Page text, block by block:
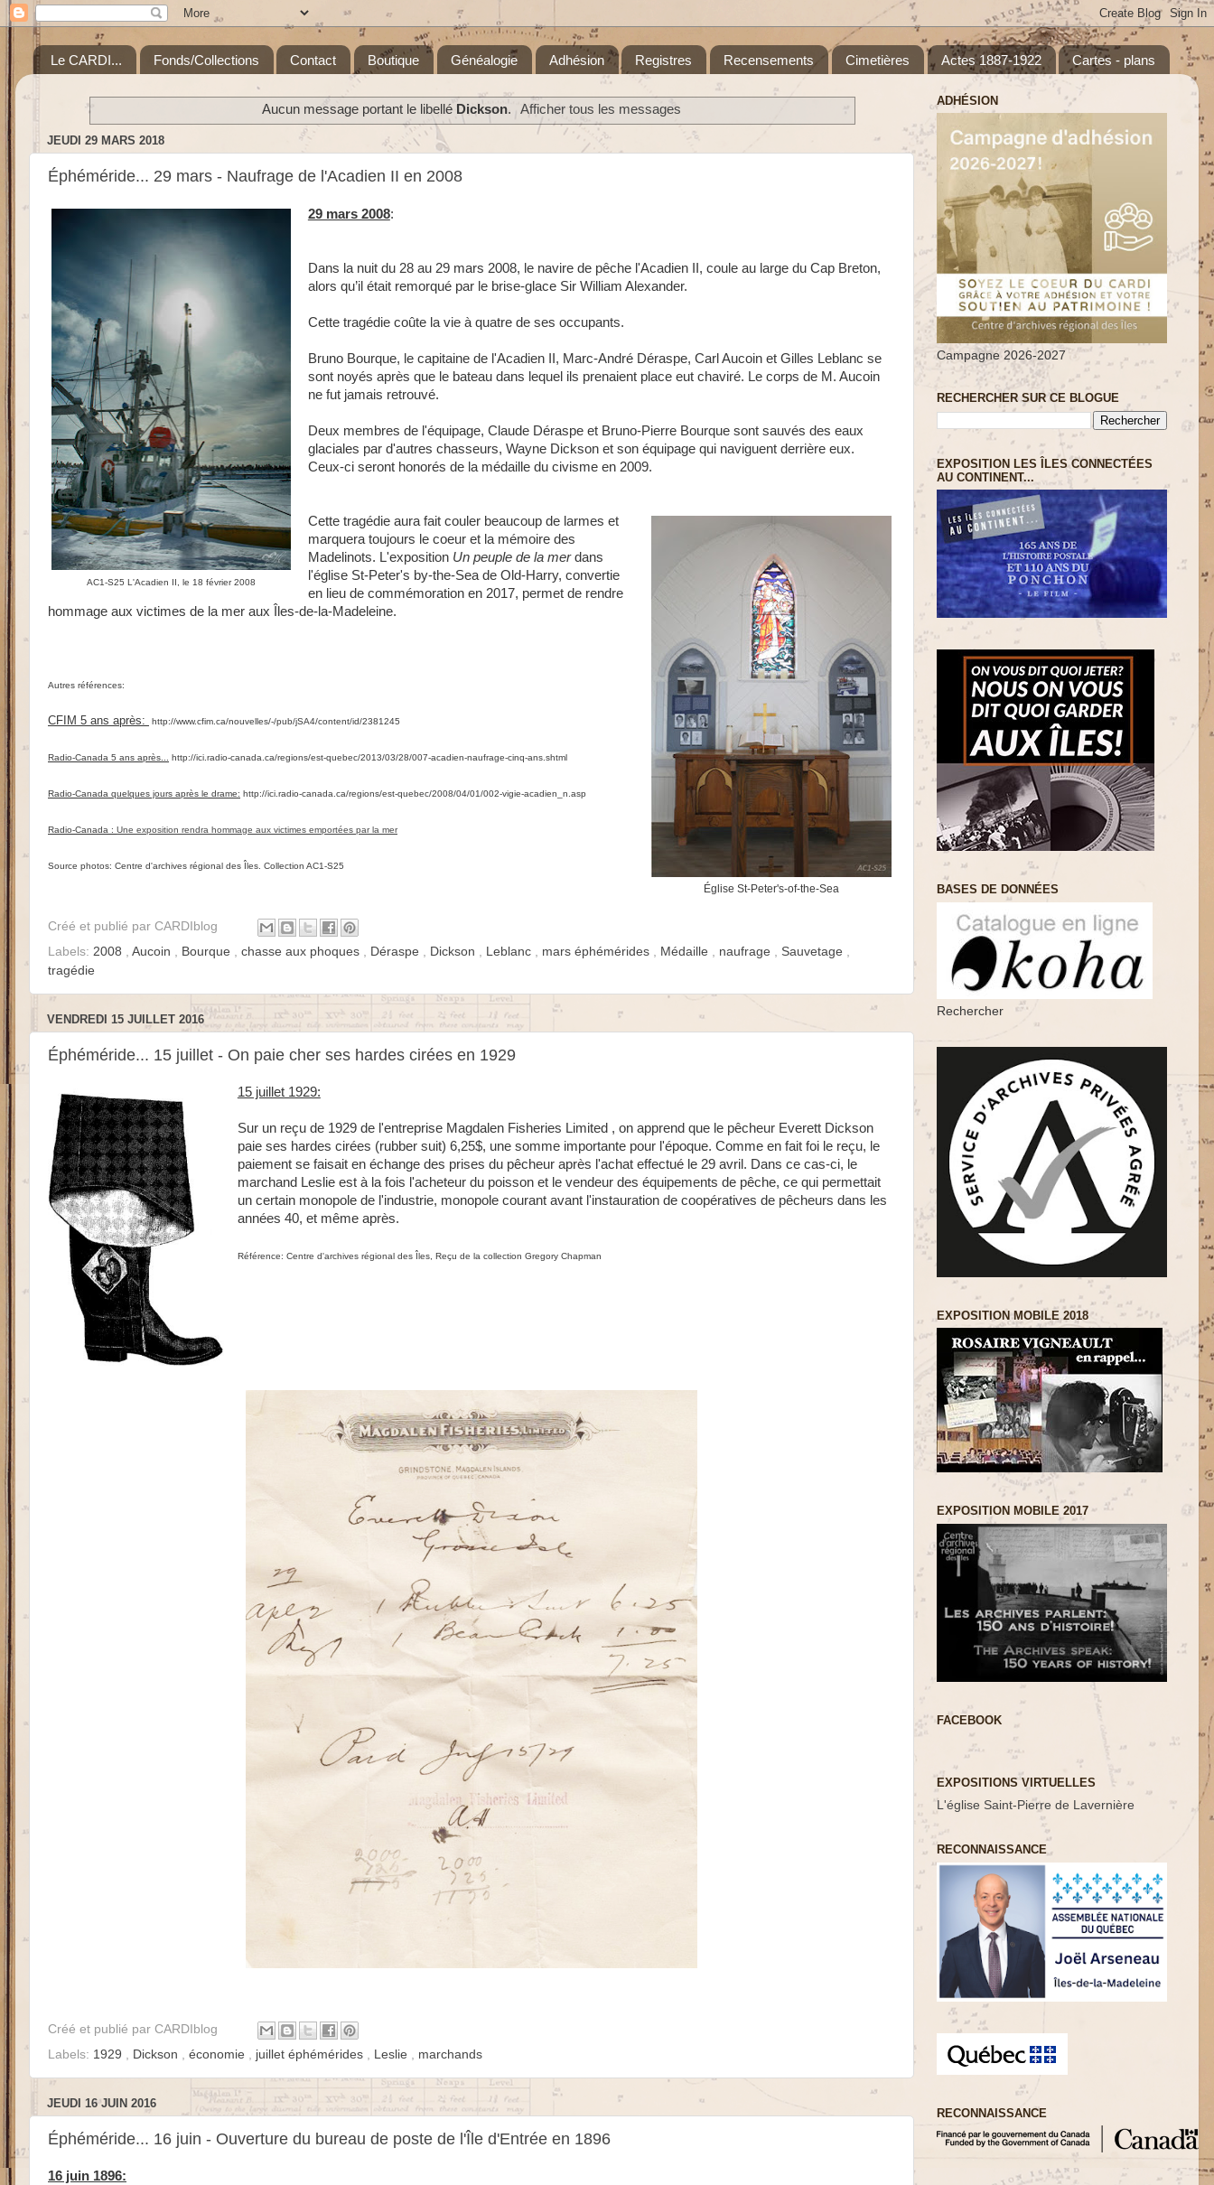
Le CARDI... Fonds/Collections Contact Boutique Généalogie Adhésion Registres Recensements Cimetières Actes 1887-1922 Cartes - plans
Aucun message portant le libellé Dickson. Afficher tous les messages
JEUDI 29 MARS 2018
Éphéméride... 29 mars - Naufrage de l'Acadien II en 2008
AC1-S25 L'Acadien II, le 18 février 2008
29 mars 2008:
Dans la nuit du 28 au 29 mars 2008, le navire de pêche l'Acadien II, coule au large du Cap Breton,
alors qu’il était remorqué par le brise-glace Sir William Alexander.
Cette tragédie coûte la vie à quatre de ses occupants.
Bruno Bourque, le capitaine de l'Acadien II, Marc-André Déraspe, Carl Aucoin et Gilles Leblanc se
sont noyés après que le bateau dans lequel ils prenaient place eut chaviré. Le corps de M. Aucoin
ne fut jamais retrouvé.
Deux membres de l'équipage, Claude Déraspe et Bruno-Pierre Bourque sont sauvés des eaux
glaciales par d'autres chasseurs, Wayne Dickson et son équipage qui naviguent derrière eux.
Ceux-ci seront honorés de la médaille du civisme en 2009.
Église St-Peter's-of-the-Sea
Cette tragédie aura fait couler beaucoup de larmes et
marquera toujours le coeur et la mémoire des
Madelinots. L'exposition Un peuple de la merdans
l'église St-Peter's by-the-Sea de Old-Harry, convertie
en lieu de commémoration en 2017, permet de rendre
hommage aux victimes de la mer aux Îles-de-la-Madeleine.
Autres références:
CFIM 5 ans après: http://www.cfim.ca/nouvelles/-/pub/jSA4/content/id/2381245
Radio-Canada 5 ans après... http://ici.radio-canada.ca/regions/est-quebec/2013/03/28/007-acadien-naufrage-cinq-ans.shtml
Radio-Canada quelques jours après le drame: http://ici.radio-canada.ca/regions/est-quebec/2008/04/01/002-vigie-acadien_n.asp
Radio-Canada : Une exposition rendra hommage aux victimes emportées par la mer
Source photos: Centre d'archives régional des Îles. Collection AC1-S25
Créé et publié par CARDIblog
Labels: 2008 Aucoin Bourque chasse aux phoques Déraspe Dickson Leblanc mars éphémérides Médaille naufrage Sauvetage
tragédie
VENDREDI 15 JUILLET 2016
Éphéméride... 15 juillet - On paie cher ses hardes cirées en 1929
15 juillet 1929:
Sur un reçu de 1929 de l'entreprise Magdalen Fisheries Limited , on apprend que le pêcheur Everett Dickson
paie ses hardes cirées (rubber suit) 6,25$, une somme importante pour l'époque. Comme en fait foi le reçu, le
paiement se faisait en échange des prises du pêcheur après l'achat effectué le 29 avril. Dans ce cas-ci, le
marchand Leslie est à la fois l'acheteur du poisson et le vendeur des équipements de pêche, ce qui permettait
un certain monopole de l'industrie, monopole courant avant l'instauration de coopératives de pêcheurs dans les
années 40, et même après.
Référence: Centre d'archives régional des Îles, Reçu de la collection Gregory Chapman
Créé et publié par CARDIblog
Labels: 1929 Dickson économie juillet éphémérides Leslie marchands
JEUDI 16 JUIN 2016
Éphéméride... 16 juin - Ouverture du bureau de poste de l'Île d'Entrée en 1896
16 juin 1896:
ADHÉSION
Campagne 2026-2027
RECHERCHER SUR CE BLOGUE
EXPOSITION LES ÎLES CONNECTÉES
AU CONTINENT...
BASES DE DONNÉES
Rechercher
EXPOSITION MOBILE 2018
EXPOSITION MOBILE 2017
FACEBOOK
EXPOSITIONS VIRTUELLES
L'église Saint-Pierre de Lavernière
RECONNAISSANCE
RECONNAISSANCE